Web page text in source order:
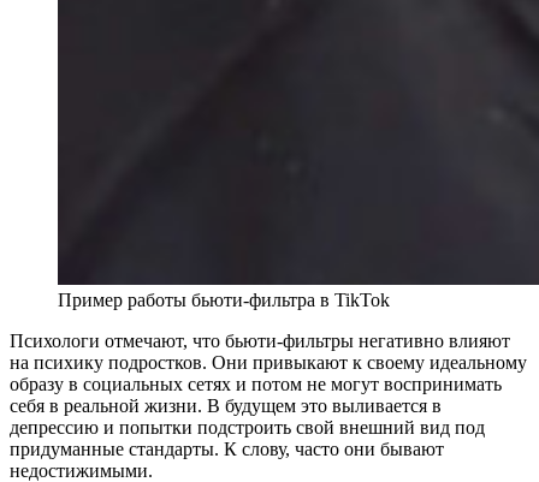
Пример работы бьюти-фильтра в TikTok
Психологи отмечают, что бьюти-фильтры негативно влияют
на психику подростков. Они привыкают к своему идеальному
образу в социальных сетях и потом не могут воспринимать
себя в реальной жизни. В будущем это выливается в
депрессию и попытки подстроить свой внешний вид под
придуманные стандарты. К слову, часто они бывают
недостижимыми.